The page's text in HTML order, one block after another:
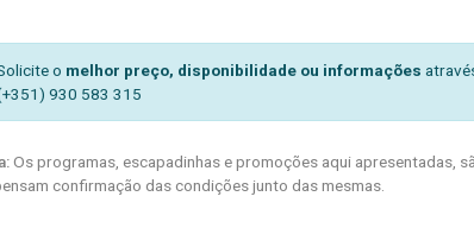
o melhor preço, disponibilidade ou informações
930 583 315
Os programas, escapadinhas e promoções aqui apresentadas,
confirmação das condições junto das mesmas.